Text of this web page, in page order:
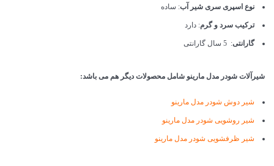
نوع اسپری سری شیر آب: ساده
ترکیب سرد و گرم: دارد
گارانتی: 5 سال گارانتی
شیرآلات شودر مدل مارینو شامل محصولات دیگر هم می باشد:
شیر دوش شودر مدل مارینو
شیر روشویی شودر مدل مارینو
شیر ظرفشویی شودر مدل مارینو